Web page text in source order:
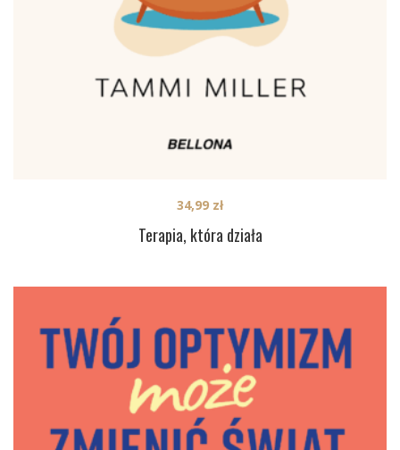
Terapia, która działa
34,99 zł